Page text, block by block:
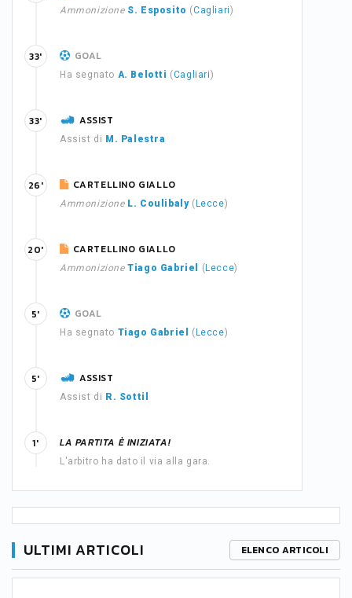
Ammonizione S. Esposito (Cagliari)
GOAL
Ha segnato A. Belotti (Cagliari)
33'
ASSIST
Assist di M. Palestra
33'
CARTELLINO GIALLO
Ammonizione L. Coulibaly( Lecce)
26'
CARTELLINO GIALLO
Ammonizione Tiago Gabriel ( Lecce)
20'
GOAL
Ha segnato Tiago Gabriel ( Lecce)
5'
ASSIST
Assist di R. Sottil
5'
LA PARTITA È INIZIATA!
L'arbitro ha dato il via alla gara.
1'
ULTIMI ARTICOLI ELENCO ARTICOLI